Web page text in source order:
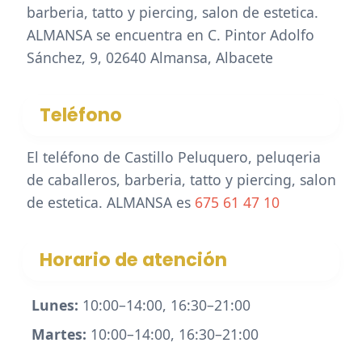
barberia, tatto y piercing, salon de estetica.
ALMANSA se encuentra en C. Pintor Adolfo
Sánchez, 9, 02640 Almansa, Albacete
Teléfono
El teléfono de Castillo Peluquero, peluqeria
de caballeros, barberia, tatto y piercing, salon
de estetica. ALMANSA es 675 61 47 10
Horario de atención
Lunes: 10:00–14:00, 16:30–21:00
Martes: 10:00–14:00, 16:30–21:00